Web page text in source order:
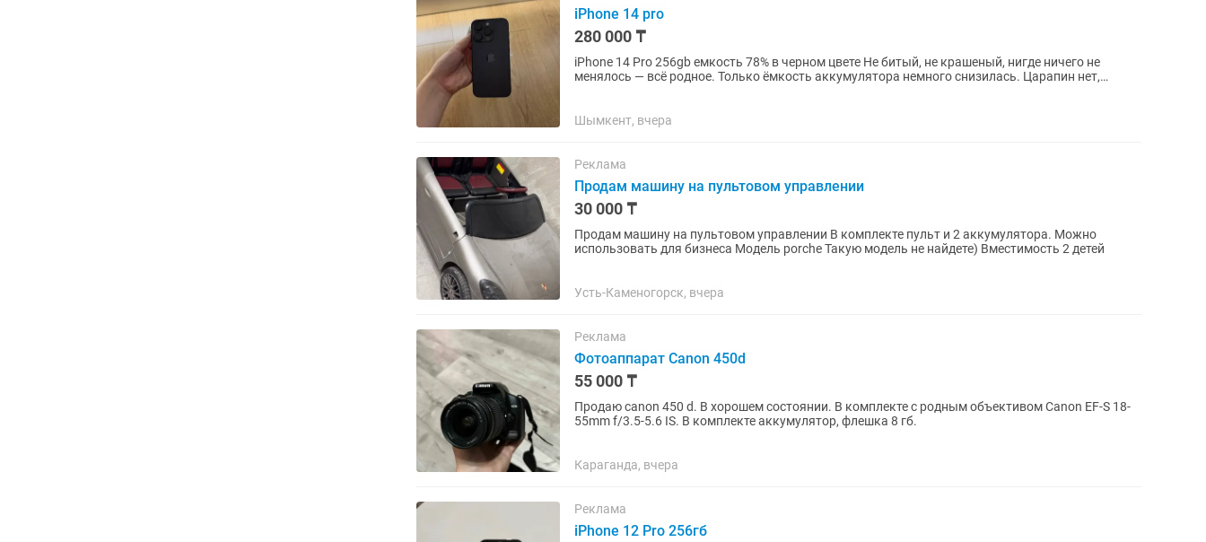
iPhone 14 pro
280 000 ₸
iPhone 14 Pro 256gb емкость 78% в черном цвете Не битый, не крашеный, нигде ничего не
менялось — всё родное. Только ёмкость аккумулятора немного снизилась. Царапин нет,
Шымкент, вчера
Реклама
Продам машину на пультовом управлении
30 000 ₸
Продам машину на пультовом управлении В комплекте пульт и 2 аккумулятора. Можно
использовать для бизнеса Модель porche Такую модель не найдете) Вместимость 2 детей
Усть-Каменогорск, вчера
Реклама
Фотоаппарат Canon 450d
55 000 ₸
Продаю canon 450 d. В хорошем состоянии. В комплекте с родным объективом Canon EF-S 18-
55mm f/3.5-5.6 IS. В комплекте аккумулятор, флешка 8 гб.
Караганда, вчера
Реклама
iPhone 12 Pro 256гб